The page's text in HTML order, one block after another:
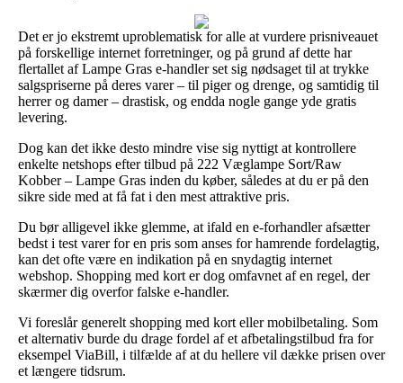
Det er jo ekstremt uproblematisk for alle at vurdere prisniveauet
på forskellige internet forretninger, og på grund af dette har
flertallet af Lampe Gras e-handler set sig nødsaget til at trykke
salgspriserne på deres varer – til piger og drenge, og samtidig til
herrer og damer – drastisk, og endda nogle gange yde gratis
levering.
Dog kan det ikke desto mindre vise sig nyttigt at kontrollere
enkelte netshops efter tilbud på 222 Væglampe Sort/Raw
Kobber – Lampe Gras inden du køber, således at du er på den
sikre side med at få fat i den mest attraktive pris.
Du bør alligevel ikke glemme, at ifald en e-forhandler afsætter
bedst i test varer for en pris som anses for hamrende fordelagtig,
kan det ofte være en indikation på en snydagtig internet
webshop. Shopping med kort er dog omfavnet af en regel, der
skærmer dig overfor falske e-handler.
Vi foreslår generelt shopping med kort eller mobilbetaling. Som
et alternativ burde du drage fordel af et afbetalingstilbud fra for
eksempel ViaBill, i tilfælde af at du hellere vil dække prisen over
et længere tidsrum.